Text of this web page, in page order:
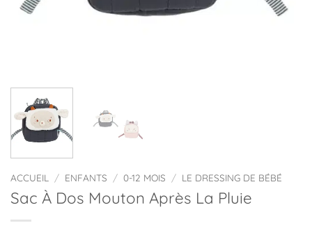
ACCUEIL / ENFANTS / 0-12 MOIS / LE DRESSING DE BÉBÉ
Sac À Dos Mouton Après La Pluie